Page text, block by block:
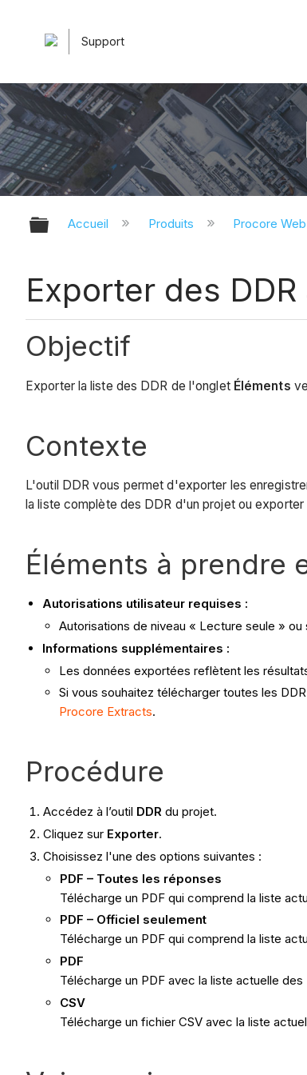
Support
Développer/réduire la
Accueil Produits Procore
Exporter des
Objectif
Exporter la liste des DDR de l'onglet Éléments
Contexte
L'outil DDR vous permet d'exporter les
la liste complète des DDR d'un projet ou
Éléments à prendre
Autorisations utilisateur requises :
Autorisations de niveau « Lecture seule »
Informations supplémentaires :
Les données exportées reflètent les
Si vous souhaitez télécharger toutes les
Procore Extracts.
Procédure
Accédez à l’outil DDR du projet.
Cliquez sur Exporter.
Choisissez l'une des options suivantes :
PDF – Toutes les réponses
Télécharge un PDF qui comprend la liste
PDF – Officiel seulement
Télécharge un PDF qui comprend la liste
PDF
Télécharge un PDF avec la liste actuelle des
CSV
Télécharge un fichier CSV avec la liste